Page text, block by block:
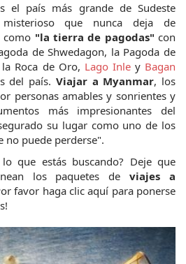
el país más grande de Sudeste
que nunca deja de
como "la tierra de pagodas" con
de Shwedagon, la Pagoda de
Roca de Oro, Lago Inley Bagan
del país. Viajar a Myanmar, los
personas amables y sonrientes y
más impresionantes del
su lugar como uno de los
no puede perderse".
que estás buscando? Deje que
los paquetes deviajes a
favor haga clic aquí para ponerse